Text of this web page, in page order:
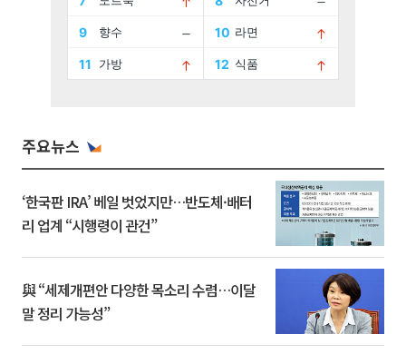
주요뉴스
‘한국판 IRA’ 베일 벗었지만…반도체·배터
리 업계 “시행령이 관건”
與 “세제개편안 다양한 목소리 수렴…이달
말 정리 가능성”